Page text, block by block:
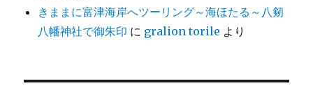
きままに富津海岸へツーリング～海ほたる～八剱
八幡神社で御朱印 に gralion torile より